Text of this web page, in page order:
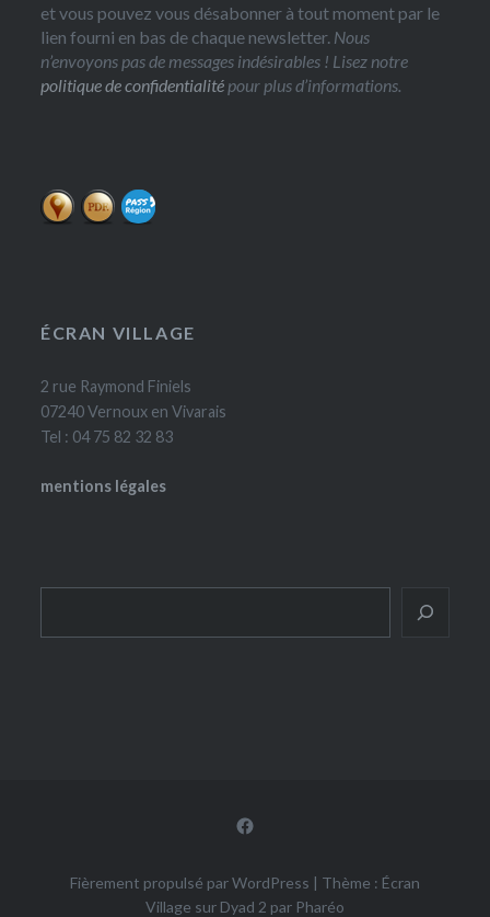
et vous pouvez vous désabonner à tout moment par le
lien fourni en bas de chaque newsletter. Nous
n’envoyons pas de messages indésirables ! Lisez notre
politique de confidentialité pour plus d’informations.
ÉCRAN VILLAGE
2 rue Raymond Finiels
07240 Vernoux en Vivarais
Tel : 04 75 82 32 83
mentions légales
Facebook
Fièrement propulsé par WordPress | Thème : Écran
Village sur Dyad 2 par Pharéo